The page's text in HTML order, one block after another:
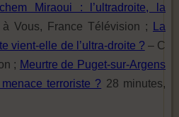
Miraoui : l’ultradroite, la
Vous, France Télévision ;
La
vient-elle de l’ultra-droite ? – C
; Meurtre de Puget-sur-Argens
terroriste ? 28 minutes,